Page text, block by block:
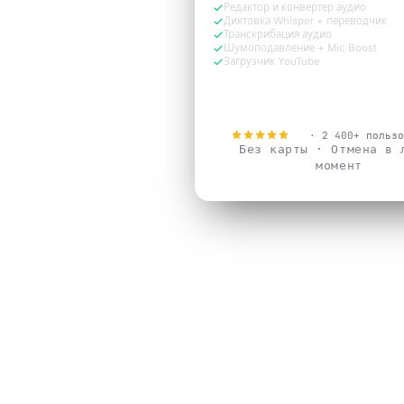
Редактор и конвертер аудио
Диктовка Whisper + переводчик
Транскрибация аудио
Шумоподавление + Mic Boost
Загрузчик YouTube
· 2 400+
Без карты · Отмена в
момент